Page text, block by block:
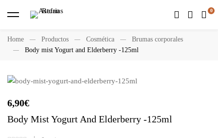
Home Productos Cosmética
Brumas corporales
Body mist Yogurt and Elderberry -125ml
6,90€
Body Mist Yogurt And Elderberry -125ml